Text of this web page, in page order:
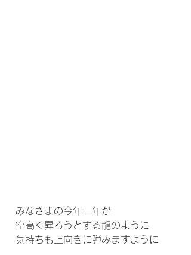
みなさまの今年一年が
空高く昇ろうとする龍のように
気持ちも上向きに弾みますように